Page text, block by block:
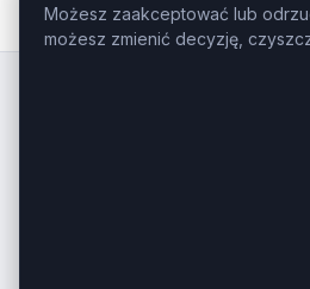
Możesz zaakceptować lub
możesz zmienić decyzję,